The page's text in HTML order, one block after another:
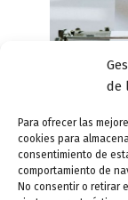
de
Para ofrecer las
cookies para
consentimiento de
comportamiento de
No consentir o retirar